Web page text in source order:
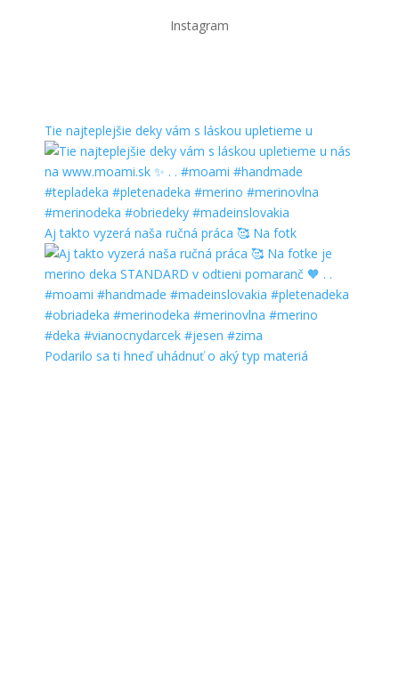
Instagram
Tie najteplejšie deky vám s láskou upletieme u
Aj takto vyzerá naša ručná práca 🥰 Na fotk
Podarilo sa ti hneď uhádnuť o aký typ materiá